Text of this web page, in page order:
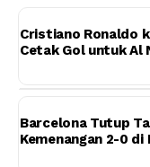
Cristiano Ronaldo
Cetak Gol untuk Al
Barcelona Tutup
Kemenangan 2-0